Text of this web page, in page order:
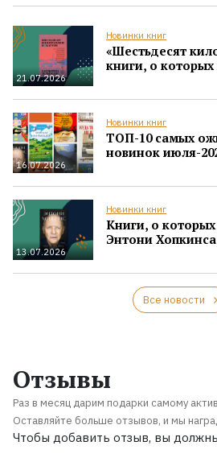
21.07.2026
Новинки книг
«Шестьдесят
книги, о которых
16.07.2026
Новинки книг
ТОП-10 самых
новинок июля-
13.07.2026
Новинки книг
Книги, о
Энтони Хопкинса
Все новости
Отзывы
Раз в месяц дарим подарки самому
Оставляйте больше отзывов, и мы
Чтобы добавить отзыв, вы